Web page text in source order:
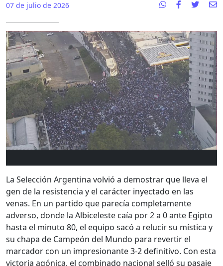
07 de julio de 2026
La Selección Argentina volvió a demostrar que lleva el
gen de la resistencia y el carácter inyectado en las
venas. En un partido que parecía completamente
adverso, donde la Albiceleste caía por 2 a 0 ante Egipto
hasta el minuto 80, el equipo sacó a relucir su mística y
su chapa de Campeón del Mundo para revertir el
marcador con un impresionante 3-2 definitivo. Con esta
victoria agónica, el combinado nacional selló su pasaje